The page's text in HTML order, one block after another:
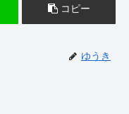
コピー
ゆうき